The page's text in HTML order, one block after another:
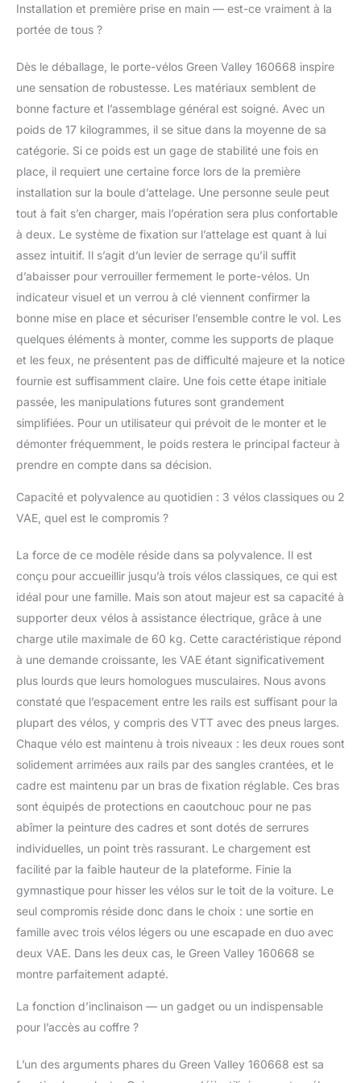
famille ou entre amis !
installation facile avec
outil fourni. ✔ Accès
facile au coffre –
Système basculant
intégré Conçu pour
une utilisation pratique,
grâce à son système
de basculement,
accédez à votre coffre
même avec les vélos
installés. ✔ Fixation
robuste et sécurisée –
Protection optimale
d’attelage par vis pour
une stabilité renforcée.
Pinces avec protection
en caoutchouc pour
vélos sans les abîmer.
Fixation des roues
avec sangle textile
ajustable pour une
tenue optimale. ✔
résistante – Aluminium
& acier Rails en
durabilité. Structure
portante en acier,
garantissant une
tout en restant
compact. Empattement
max. 1250 mm et
distance entre les vélos
de 18 cm pour éviter les
Éclairage intégré –
Conformité aux
normes routières Doté
d’un système
d’éclairage 5 fonctions
et d’une prise 13
broches, garantissant
une visibilité parfaite et
une conformité totale
sur la route.
Installation et première prise en main — est-ce vraiment à la
portée de tous ?
Dès le déballage, le porte-vélos Green Valley 160668 inspire
une sensation de robustesse. Les matériaux semblent de
bonne facture et l’assemblage général est soigné. Avec un
poids de 17 kilogrammes, il se situe dans la moyenne de sa
catégorie. Si ce poids est un gage de stabilité une fois en
place, il requiert une certaine force lors de la première
installation sur la boule d’attelage. Une personne seule peut
tout à fait s’en charger, mais l’opération sera plus confortable
à deux. Le système de fixation sur l’attelage est quant à lui
assez intuitif. Il s’agit d’un levier de serrage qu’il suffit
d’abaisser pour verrouiller fermement le porte-vélos. Un
indicateur visuel et un verrou à clé viennent confirmer la
bonne mise en place et sécuriser l’ensemble contre le vol. Les
quelques éléments à monter, comme les supports de plaque
et les feux, ne présentent pas de difficulté majeure et la notice
fournie est suffisamment claire. Une fois cette étape initiale
passée, les manipulations futures sont grandement
simplifiées. Pour un utilisateur qui prévoit de le monter et le
démonter fréquemment, le poids restera le principal facteur à
prendre en compte dans sa décision.
Capacité et polyvalence au quotidien : 3 vélos classiques ou 2
VAE, quel est le compromis ?
La force de ce modèle réside dans sa polyvalence. Il est
conçu pour accueillir jusqu’à trois vélos classiques, ce qui est
idéal pour une famille. Mais son atout majeur est sa capacité à
supporter deux vélos à assistance électrique, grâce à une
charge utile maximale de 60 kg. Cette caractéristique répond
à une demande croissante, les VAE étant significativement
plus lourds que leurs homologues musculaires. Nous avons
constaté que l’espacement entre les rails est suffisant pour la
plupart des vélos, y compris des VTT avec des pneus larges.
Chaque vélo est maintenu à trois niveaux : les deux roues sont
solidement arrimées aux rails par des sangles crantées, et le
cadre est maintenu par un bras de fixation réglable. Ces bras
sont équipés de protections en caoutchouc pour ne pas
abîmer la peinture des cadres et sont dotés de serrures
individuelles, un point très rassurant. Le chargement est
facilité par la faible hauteur de la plateforme. Finie la
gymnastique pour hisser les vélos sur le toit de la voiture. Le
seul compromis réside donc dans le choix : une sortie en
famille avec trois vélos légers ou une escapade en duo avec
deux VAE. Dans les deux cas, le Green Valley 160668 se
montre parfaitement adapté.
La fonction d’inclinaison — un gadget ou un indispensable
pour l’accès au coffre ?
L’un des arguments phares du Green Valley 160668 est sa